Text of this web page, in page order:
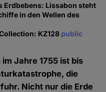
Erdbebens: Lissabon steht
in den Wellen des
KZ128 public
Jahre 1755 ist bis
die
Nicht nur die Erde